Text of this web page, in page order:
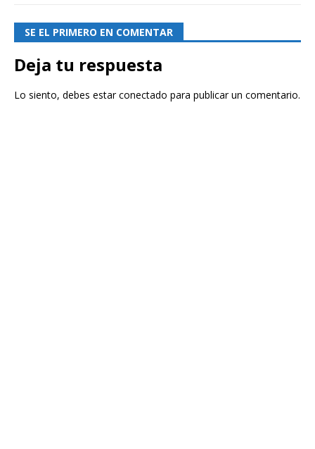
SE EL PRIMERO EN COMENTAR
Deja tu respuesta
Lo siento, debes estarconectado para publicar un comentario.